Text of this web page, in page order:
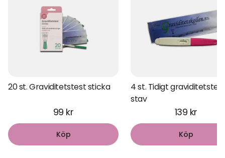
20 st. Graviditetstest sticka
99 kr
Köp
4 st. Tidigt graviditetstest
stav
139 kr
Köp